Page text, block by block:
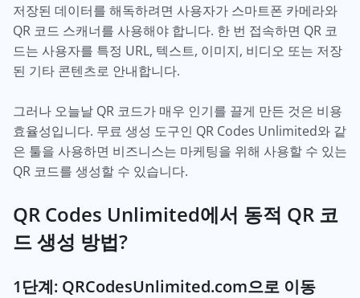
저장된 데이터를 해독하려면 사용자가 스마트폰 카메라와
QR 코드 스캐너를 사용해야 합니다. 한 번 접속하면 QR 코
드는 사용자를 특정 URL, 텍스트, 이미지, 비디오 또는 저장
된 기타 콘텐츠로 안내합니다.
그러나 오늘날 QR 코드가 매우 인기를 끌게 만든 것은 비용
효율성입니다. 무료 생성 도구인 QR Codes Unlimited와 같
은 툴을 사용하면 비즈니스는 마케팅을 위해 사용할 수 있는
QR 코드를 생성할 수 있습니다.
QR Codes Unlimited에서 동적 QR 코
드 생성 방법?
1단계: QRCodesUnlimited.com으로 이동